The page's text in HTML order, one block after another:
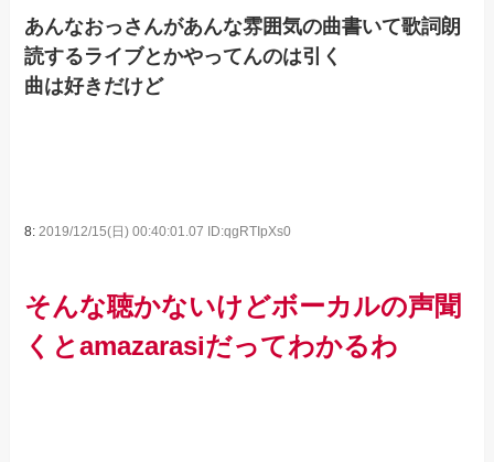
あんなおっさんがあんな雰囲気の曲書いて歌詞朗
読するライブとかやってんのは引く
曲は好きだけど
8:2019/12/15(日) 00:40:01.07 ID:qgRTIpXs0
そんな聴かないけどボーカルの声聞
くとamazarasiだってわかるわ